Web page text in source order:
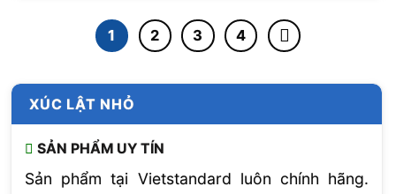
XÚC LẬT NHỎ
SẢN PHẨM UY TÍN
Sản phẩm tại Vietstandard luôn chính hãng.
1 2 3 4